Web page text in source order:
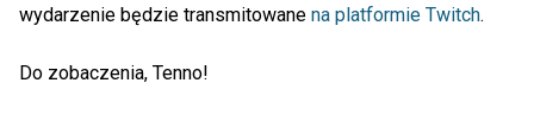
wydarzenie będzie transmitowane na platformie Twitch.
Do zobaczenia, Tenno!